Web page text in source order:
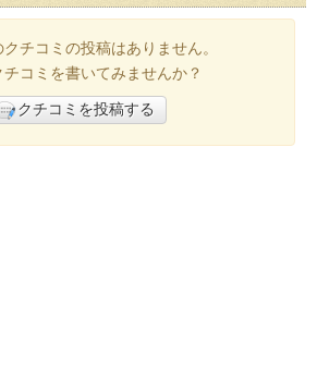
チコミの投稿はありません。
コミを書いてみませんか？
クチコミを投稿する